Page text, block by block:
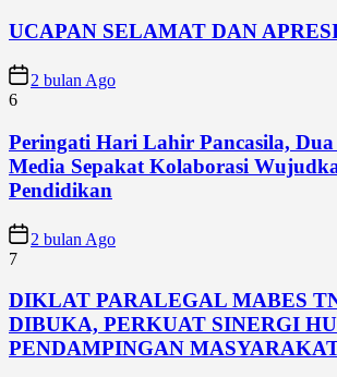
UCAPAN SELAMAT DAN
2 bulan Ago
6
Peringati Hari Lahir Pancasila, Dua
Media Sepakat Kolaborasi
Pendidikan
2 bulan Ago
7
DIKLAT PARALEGAL MABES
DIBUKA, PERKUAT SINERGI
PENDAMPINGAN